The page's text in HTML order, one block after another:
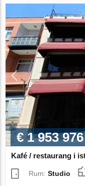
€ 1 953 976
Kafé / restaurang i
Rum:Studio